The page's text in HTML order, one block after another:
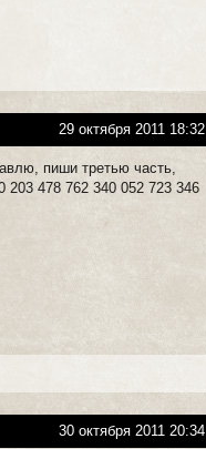
29 октября 2011 18:32
пиши третью часть,
203 478 762 340 052 723 346
30 октября 2011 20:34